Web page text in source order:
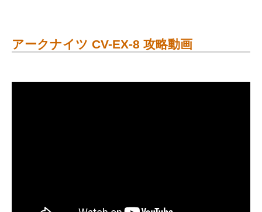
アークナイツ CV-EX-8 攻略動画